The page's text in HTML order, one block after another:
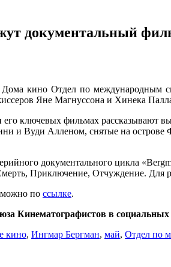
документальный
кино Отдел по международным
Яне Магнуссона и Хинека
ключевых фильмах рассказывают
и Вуди Алленом, снятые на
документального цикла
Приключение, Отчуждение. Для
можно по ссылке.
Кинематографистов в социальных
кино, Ингмар Бергман, май, Отдел по